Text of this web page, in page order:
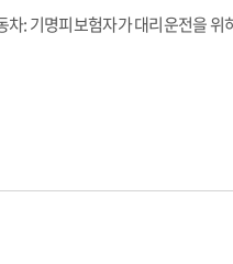
차: 기명피보험자가 대리운전을